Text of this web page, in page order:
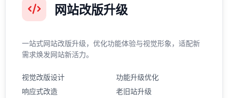
网站改版升级
一站式网站改版升级，优化功能体验与视觉形象，适配新
需求焕发网站新活力。
视觉改版设计
功能升级优化
响应式改造
老旧站升级